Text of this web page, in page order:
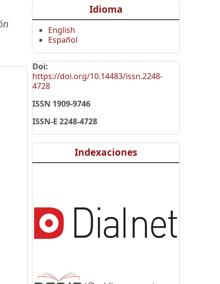
Idioma
English
Español
Doi:
https://doi.org/10.14483/issn.2248-
4728
ISSN 1909-9746
ISSN-E 2248-4728
Indexaciones